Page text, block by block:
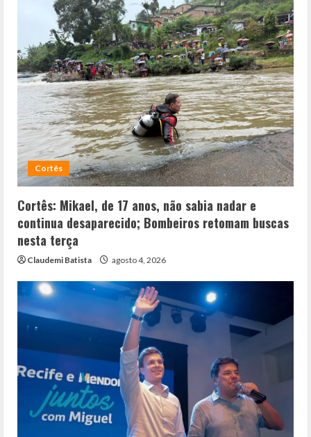
Cortês
Cortês: Mikael, de 17 anos, não sabia nadar e
continua desaparecido; Bombeiros retomam buscas
nesta terça
Claudemi Batista agosto 4, 2026